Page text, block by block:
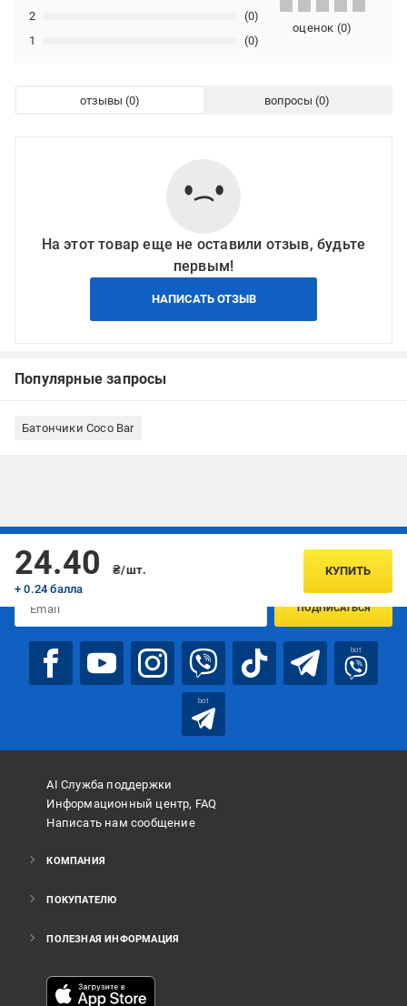
1 (0)
2 (0)
оценок (0)
отзывы вопросы
На этот товар еще не оставили отзыв, будьте
первым!
НАПИСАТЬ ОТЗЫВ
Популярные запросы
Батончики Coco Bar
24.40
₴/шт.
+ 0.24 балла
КУПИТЬ
Подписывайтесь, чтобы узнавать первым об акцияx и
ПОДПИСАТЬСЯ
bot
bot
AI Служба поддержки
Информационный центр, FAQ
Написать нам сообщение
КОМПАНИЯ
ПОКУПАТЕЛЮ
ПОЛЕЗНАЯ ИНФОРМАЦИЯ